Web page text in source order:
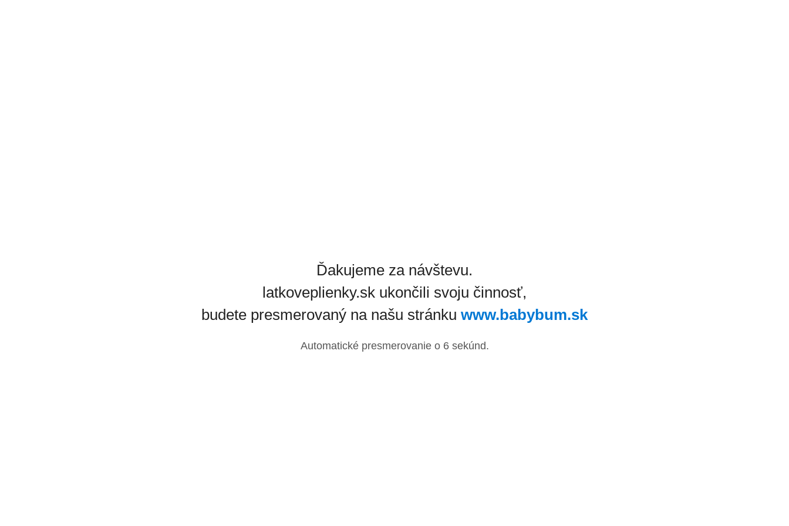
Ďakujeme za návštevu.
latkoveplienky.sk ukončili svoju činnosť,
budete presmerovaný na našu stránku www.babybum.sk
Automatické presmerovanie o 6sekúnd.